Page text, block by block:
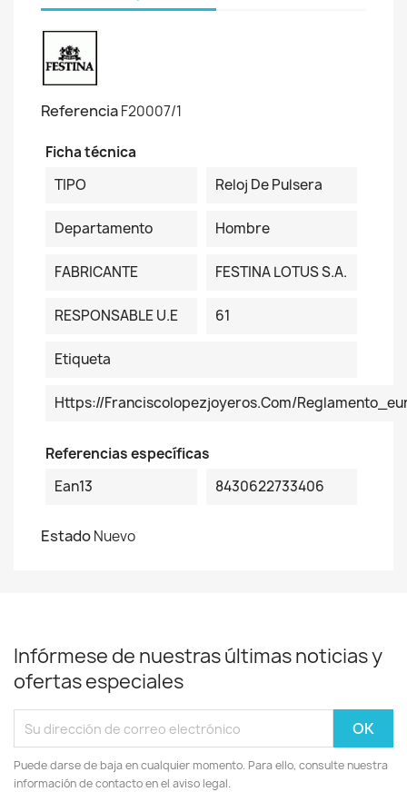
ReferenciaF20007/1
Ficha técnica
TIPO
Reloj De Pulsera
Departamento Hombre
FABRICANTE FESTINA LOTUS S.A.
RESPONSABLE U.E 61
Etiqueta
Https://franciscolopezjoyeros.com/
Referencias específicas
Ean13
8430622733406
EstadoNuevo
Infórmese de nuestras últimas noticias y
ofertas especiales
Puede darse de baja en cualquier momento. Para ello, consulte nuestra
información de contacto en el aviso legal.